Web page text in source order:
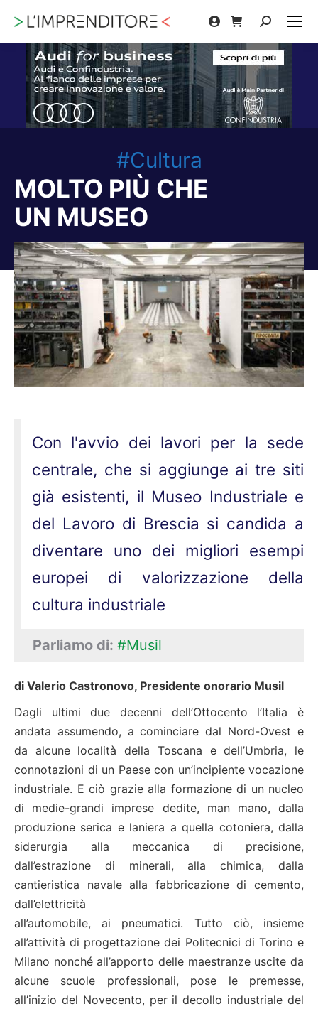
Cerca:
#Cultura
MOLTO PIÙ CHE
UN MUSEO
Tu sei qui:
Con l'avvio dei lavori per la sede
centrale, che si aggiunge ai tre siti
già esistenti, il Museo Industriale e
del Lavoro di Brescia si candida a
diventare uno dei migliori esempi
europei di valorizzazione della
cultura industriale
Parliamo di: #Musil
di Valerio Castronovo, Presidente onorario Musil
Dagli ultimi due decenni dell’Ottocento l’Italia è
andata assumendo, a cominciare dal Nord-Ovest e
da alcune località della Toscana e dell’Umbria, le
connotazioni di un Paese con un’incipiente vocazione
industriale. E ciò grazie alla formazione di un nucleo
di medie-grandi imprese dedite, man mano, dalla
produzione serica e laniera a quella cotoniera, dalla
siderurgia alla meccanica di precisione,
dall’estrazione di minerali, alla chimica, dalla
cantieristica navale alla fabbricazione di cemento,
dall’elettricità
all’automobile, ai pneumatici. Tutto ciò, insieme
all’attività di progettazione dei Politecnici di Torino e
Milano nonché all’apporto delle maestranze uscite da
alcune scuole professionali, pose le premesse,
all’inizio del Novecento, per il decollo industriale del